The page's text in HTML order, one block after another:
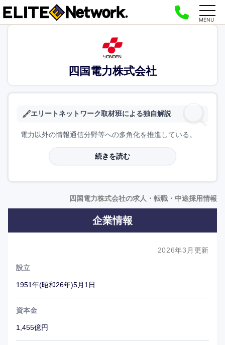
MENU
四国電力株式会社
エリートネットワーク取材班による独自解説
電力以外の情報通信分野等への多角化を推進している。
続きを読む
四国電力株式会社の求人・転職・中途採用情報
企業情報
2026年3月更新
設立
1951年(昭和26年)5月1日
資本金
1,455億円